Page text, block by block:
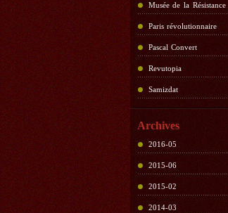
Musée de la Résistance
Paris révolutionnaire
Pascal Convert
Revutopia
Samizdat
Archives
2016-05
2015-06
2015-02
2014-03